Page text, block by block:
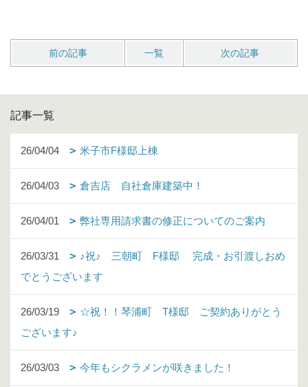
前の記事 一覧 次の記事
記事一覧
26/04/04 米子市F様邸上棟
26/04/03 倉吉店 自社倉庫建築中！
26/04/01 弊社専用請求書の修正についてのご案内
26/03/31
♪祝♪ 三朝町 F様邸 完成・お引渡しおめ
でとうございます
26/03/19
☆祝！！琴浦町 T様邸 ご契約ありがとう
ございます♪
26/03/03 今年もシクラメンが咲きました！